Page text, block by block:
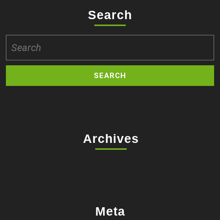
Search
for:
Archives
Meta